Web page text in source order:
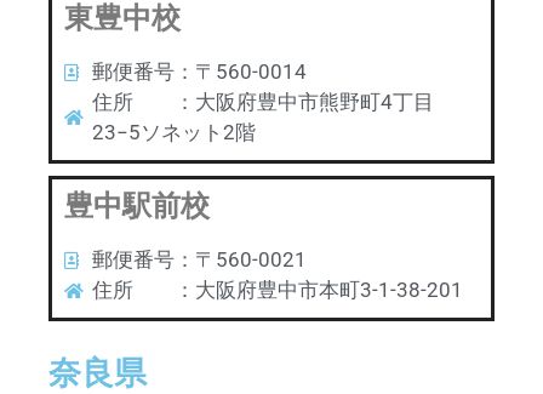
東豊中校
郵便番号：〒560-0014
住所 ：大阪府豊中市熊野町4丁目
23−5ソネット2階
豊中駅前校
郵便番号：〒560-0021
住所 ：大阪府豊中市本町3-1-38-201
奈良県